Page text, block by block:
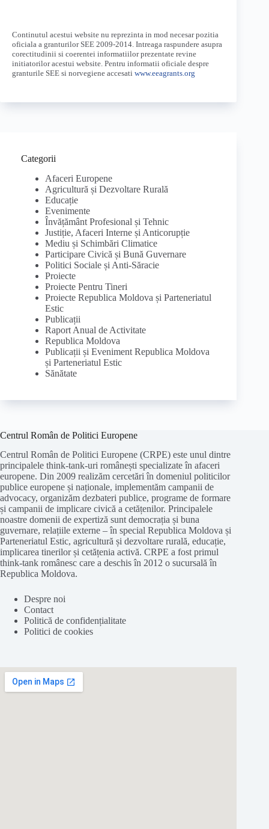
Continutul acestui website nu reprezinta in mod necesar pozitia
oficiala a granturilor SEE 2009-2014. Intreaga raspundere asupra
corectitudinii si coerentei informatiilor prezentate revine
initiatorilor acestui website. Pentru informatii oficiale despre
granturile SEE si norvegiene accesati www.eeagrants.org
Categorii
Afaceri Europene
Agricultură și Dezvoltare Rurală
Educație
Evenimente
Învățământ Profesional și Tehnic
Justiție, Afaceri Interne și Anticorupție
Mediu și Schimbări Climatice
Participare Civică și Bună Guvernare
Politici Sociale și Anti-Săracie
Proiecte
Proiecte Pentru Tineri
Proiecte Republica Moldova și Parteneriatul
Estic
Publicații
Raport Anual de Activitate
Republica Moldova
Publicații și Eveniment Republica Moldova
și Parteneriatul Estic
Sănătate
Centrul Român de Politici Europene
Centrul Român de Politici Europene (CRPE) este unul dintre
principalele think-tank-uri românești specializate în afaceri
europene. Din 2009 realizăm cercetări în domeniul politicilor
publice europene și naționale, implementăm campanii de
advocacy, organizăm dezbateri publice, programe de formare
și campanii de implicare civică a cetățenilor. Principalele
noastre domenii de expertiză sunt democrația și buna
guvernare, relațiile externe – în special Republica Moldova și
Parteneriatul Estic, agricultură și dezvoltare rurală, educație,
implicarea tinerilor și cetățenia activă. CRPE a fost primul
think-tank românesc care a deschis în 2012 o sucursală în
Republica Moldova.
Despre noi
Contact
Politică de confidențialitate
Politici de cookies